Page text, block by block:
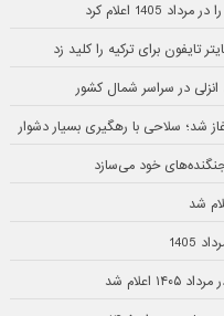
در سراسر شمال کشور
خود می‌سازد